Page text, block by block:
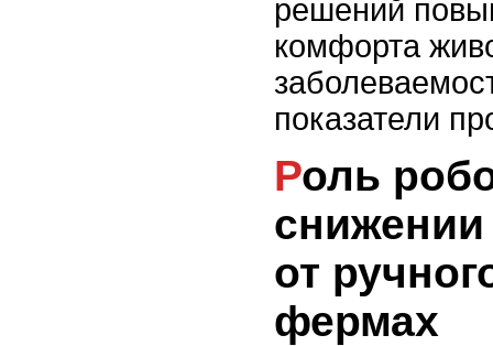
решений
комфорта
показатели
Роль робототехники в
снижении
от
фермах